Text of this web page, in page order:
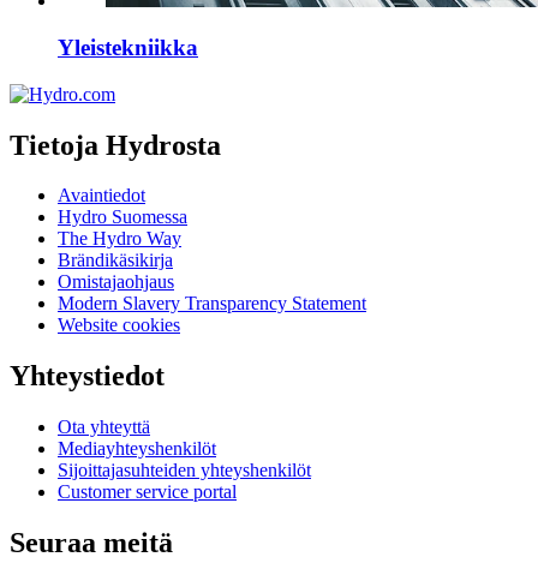
Yleistekniikka
Tietoja Hydrosta
Avaintiedot
Hydro Suomessa
The Hydro Way
Brändikäsikirja
Omistajaohjaus
Modern Slavery Transparency Statement
Website cookies
Yhteystiedot
Ota yhteyttä
Mediayhteyshenkilöt
Sijoittajasuhteiden yhteyshenkilöt
Customer service portal
Seuraa meitä